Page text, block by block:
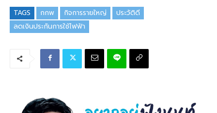
TAGS กกพ กิจการรายใหญ่
ประวัติดี
ลดเงินประกันการใช้ไฟฟ้า